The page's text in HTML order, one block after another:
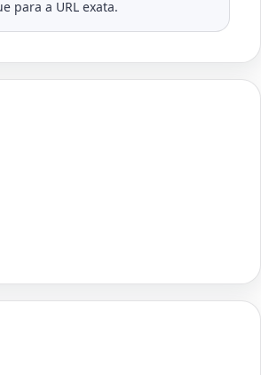
para a URL exata.